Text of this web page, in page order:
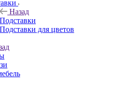
Назад
Подставки
Подставки для цветов